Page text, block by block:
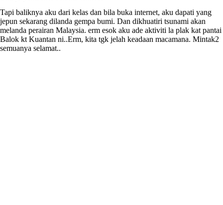
Tapi baliknya aku dari kelas dan bila buka internet, aku dapati yang
jepun sekarang dilanda gempa bumi. Dan dikhuatiri tsunami akan
melanda perairan Malaysia. erm esok aku ade aktiviti la plak kat pantai
Balok kt Kuantan ni..Erm, kita tgk jelah keadaan macamana. Mintak2
semuanya selamat..